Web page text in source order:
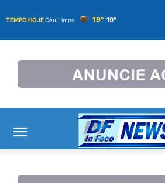
TEMPO HOJECéu Limpo 19° 19°